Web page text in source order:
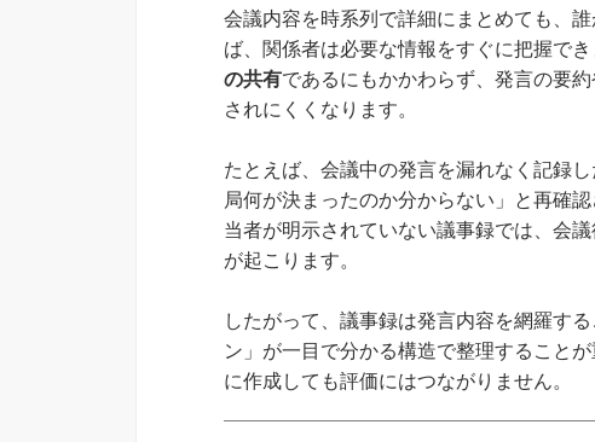
会議内容を時系列で詳細にまとめても、
ば、関係者は必要な情報をすぐに把握でき
の共有であるにもかかわらず、発言の要
されにくくなります。
たとえば、会議中の発言を漏れなく記録
局何が決まったのか分からない」と再確
当者が明示されていない議事録では、会
が起こります。
したがって、議事録は発言内容を網羅す
ン」が一目で分かる構造で整理すること
に作成しても評価にはつながりません。